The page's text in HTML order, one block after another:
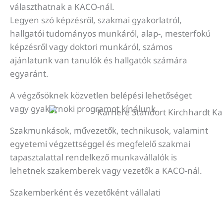
választhatnak a KACO-nál.
Legyen szó képzésről, szakmai gyakorlatról,
hallgatói tudományos munkáról, alap-, mesterfokú
képzésről vagy doktori munkáról, számos
ajánlatunk van tanulók és hallgatók számára
egyaránt.
A végzősöknek közvetlen belépési lehetőséget
vagy gyakornoki programot kínálunk.
Szakmunkások, művezetők, technikusok, valamint
egyetemi végzettséggel és megfelelő szakmai
tapasztalattal rendelkező munkavállalók is
lehetnek szakemberek vagy vezetők a KACO-nál.
Szakemberként és vezetőként vállalati